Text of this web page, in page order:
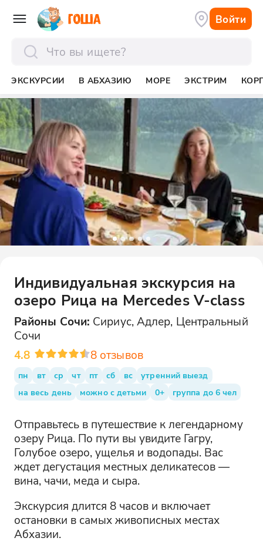
Войти
ЭКСКУРСИИ В АБХАЗИЮ МОРЕ ЭКСТРИМ
Индивидуальная экскурсия на
озеро Рица на Mercedes V-class
Районы Сочи: Сириус, Адлер, Центральный
Сочи
4.8
8 отзывов
пн вт ср чт пт сб вс
утренний выезд
на весь день
можно с детьми 0+ группа до 6 чел
Отправьтесь в путешествие к легендарному
озеру Рица. По пути вы увидите Гагру,
Голубое озеро, ущелья и водопады. Вас
ждет дегустация местных деликатесов —
вина, чачи, меда и сыра.
Экскурсия длится 8 часов и включает
остановки в самых живописных местах
Абхазии.